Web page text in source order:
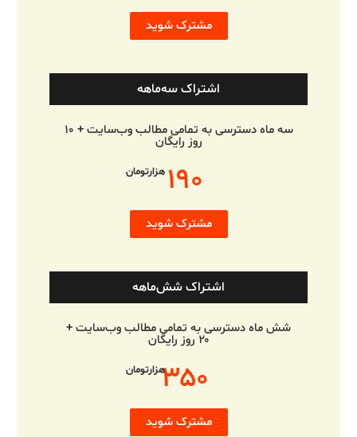
مشترک شوید
اشتراک سه‌ماهه
سه ماه دسترسی به تمامی مطالب وب‌سایت + ۱۰
روز رایگان
۱۹۰ هزارتومان
مشترک شوید
اشتراک شش‌ماهه
شش ماه دسترسی به تمامی مطالب وب‌سایت +
۲۰ روز رایگان
۳۵۰هزارتومان
مشترک شوید